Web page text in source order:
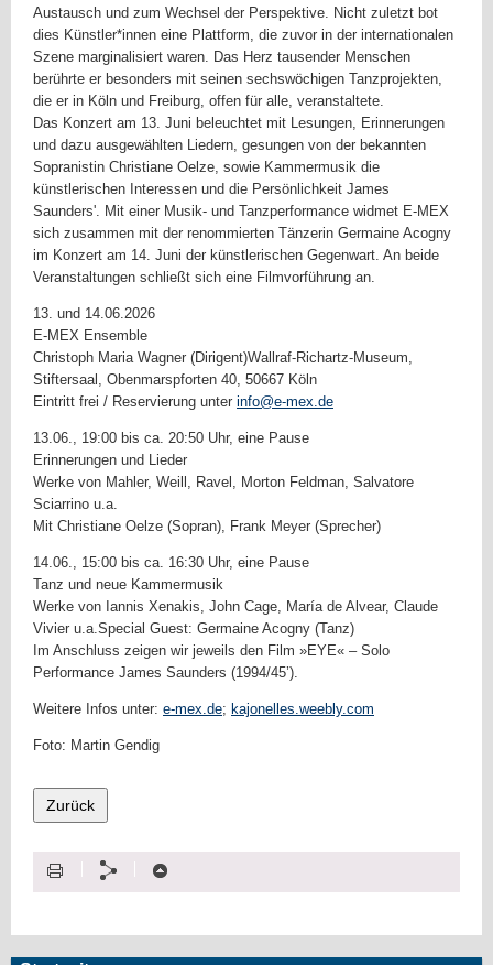
Austausch und zum Wechsel der Perspektive. Nicht zuletzt bot
dies Künstler*innen eine Plattform, die zuvor in der internationalen
Szene marginalisiert waren. Das Herz tausender Menschen
berührte er besonders mit seinen sechswöchigen Tanzprojekten,
die er in Köln und Freiburg, offen für alle, veranstaltete.
Das Konzert am 13. Juni beleuchtet mit Lesungen, Erinnerungen
und dazu ausgewählten Liedern, gesungen von der bekannten
Sopranistin Christiane Oelze, sowie Kammermusik die
künstlerischen Interessen und die Persönlichkeit James
Saunders'. Mit einer Musik- und Tanzperformance widmet E-MEX
sich zusammen mit der renommierten Tänzerin Germaine Acogny
im Konzert am 14. Juni der künstlerischen Gegenwart. An beide
Veranstaltungen schließt sich eine Filmvorführung an.
13. und 14.06.2026
E-MEX Ensemble
Christoph Maria Wagner (Dirigent)Wallraf-Richartz-Museum,
Stiftersaal, Obenmarspforten 40, 50667 Köln
Eintritt frei / Reservierung unter info@e-mex.de
13.06., 19:00 bis ca. 20:50 Uhr, eine Pause
Erinnerungen und Lieder
Werke von Mahler, Weill, Ravel, Morton Feldman, Salvatore
Sciarrino u.a.
Mit Christiane Oelze (Sopran), Frank Meyer (Sprecher)
14.06., 15:00 bis ca. 16:30 Uhr, eine Pause
Tanz und neue Kammermusik
Werke von Iannis Xenakis, John Cage, María de Alvear, Claude
Vivier u.a.Special Guest: Germaine Acogny (Tanz)
Im Anschluss zeigen wir jeweils den Film »EYE« – Solo
Performance James Saunders (1994/45’).
Weitere Infos unter: e-mex.de; kajonelles.weebly.com
Foto: Martin Gendig
u
i
c